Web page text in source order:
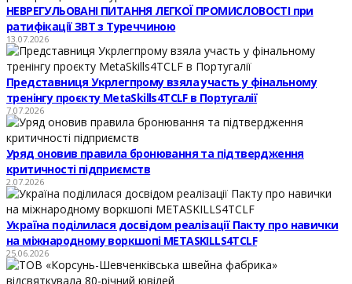
НЕВРЕГУЛЬОВАНІ ПИТАННЯ ЛЕГКОЇ ПРОМИСЛОВОСТІ при
ратифікації ЗВТ з Туреччиною
13.07.2026
Представниця Укрлегпрому взяла участь у фінальному
тренінгу проєкту MetaSkills4TCLF в Португалії
7.07.2026
Уряд оновив правила бронювання та підтвердження
критичності підприємств
2.07.2026
Україна поділилася досвідом реалізації Пакту про навички
на міжнародному воркшопі METASKILLS4TCLF
25.06.2026